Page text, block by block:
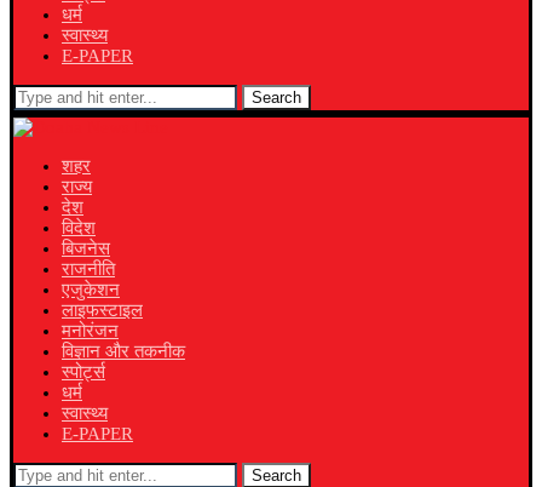
धर्म
स्वास्थ्य
E-PAPER
Search
शहर
राज्य
देश
विदेश
बिजनेस
राजनीति
एजुकेशन
लाइफस्टाइल
मनोरंजन
विज्ञान और तकनीक
स्पोर्ट्स
धर्म
स्वास्थ्य
E-PAPER
Search